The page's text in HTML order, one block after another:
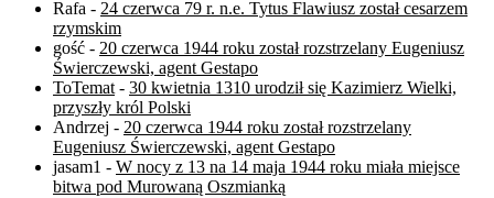
Rafa - 24 czerwca 79 r. n.e. Tytus Flawiusz został cesarzem
rzymskim
gość - 20 czerwca 1944 roku został rozstrzelany Eugeniusz
Świerczewski, agent Gestapo
ToTemat- 30 kwietnia 1310 urodził się Kazimierz Wielki,
przyszły król Polski
Andrzej - 20 czerwca 1944 roku został rozstrzelany
Eugeniusz Świerczewski, agent Gestapo
jasam1 - W nocy z 13 na 14 maja 1944 roku miała miejsce
bitwa pod Murowaną Oszmianką